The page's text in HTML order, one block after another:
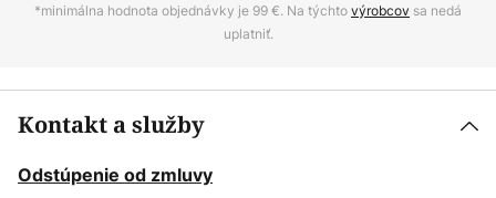
*minimálna hodnota objednávky je 99 €. Na týchtovýrobcov sa nedá
uplatniť.
Kontakt a služby
Odstúpenie od zmluvy